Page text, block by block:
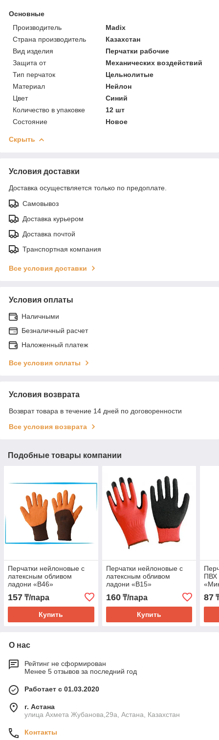
Основные
Производитель
Madix
Страна производитель
Казахстан
Вид изделия
Перчатки рабочие
Защита от
Механических воздействий
Тип перчаток
Цельнолитые
Материал
Нейлон
Цвет
Синий
Количество в упаковке
12 шт
Состояние
Новое
Скрыть
Условия доставки
Доставка осуществляется только по предоплате.
Самовывоз
Доставка курьером
Доставка почтой
Транспортная компания
Все условия доставки
Условия оплаты
Наличными
Безналичный расчет
Наложенный платеж
Все условия оплаты
Условия возврата
Возврат товара в течение 14 дней по договоренности
Все условия возврата
Подобные товары компании
Перчатки нейлоновые с
латексным обливом
ладони «В46»
157 ₸/пара
Купить
Перчатки нейлоновые с
латексным обливом
ладони «В15»
160₸/пара
Купить
ПВХ
87
О нас
Рейтинг не сформирован
Менее 5 отзывов за последний год
Работает с 01.03.2020
г. Астана
улица Ахмета Жубанова,29а, Астана, Казахстан
Контакты